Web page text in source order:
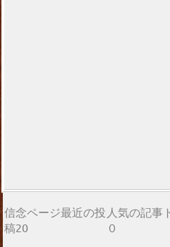
信念ページ最近の投
稿20
人気の記事
０